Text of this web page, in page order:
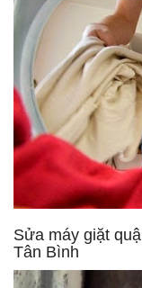
Sửa máy giặt
Tân Bình